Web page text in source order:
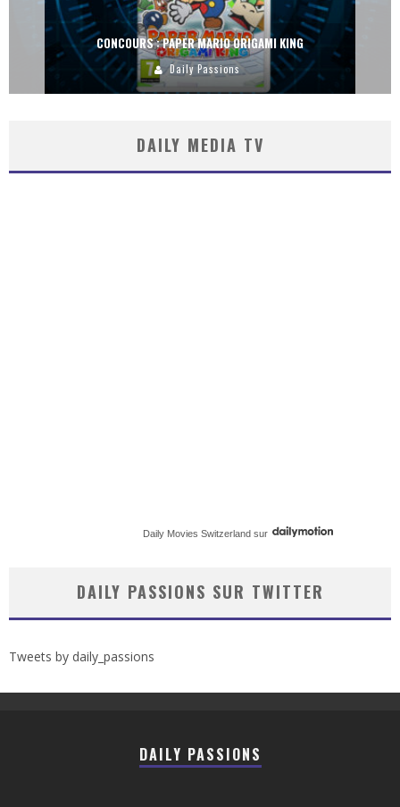
CONCOURS : PAPER MARIO ORIGAMI KING
Daily Passions
DAILY MEDIA TV
Daily Movies Switzerland sur
DAILY PASSIONS SUR TWITTER
Tweets by daily_passions
DAILY PASSIONS